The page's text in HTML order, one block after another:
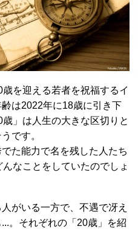
を迎える若者を祝福するイ
は2022年に18歳に引き下
」は人生の大きな区切りと
です。
た能力で名を残した人たち
なことをしていたのでしょ
がいる一方で、不遇で冴え
。それぞれの「20歳」を紹